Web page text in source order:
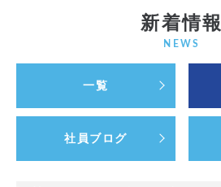
新着情報
NEWS
一覧
社員ブログ